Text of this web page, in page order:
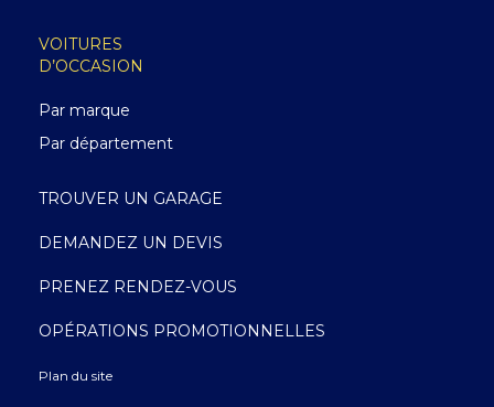
VOITURES
D’OCCASION
Par marque
Par département
TROUVER UN GARAGE
DEMANDEZ UN DEVIS
PRENEZ RENDEZ-VOUS
OPÉRATIONS PROMOTIONNELLES
Plan du site